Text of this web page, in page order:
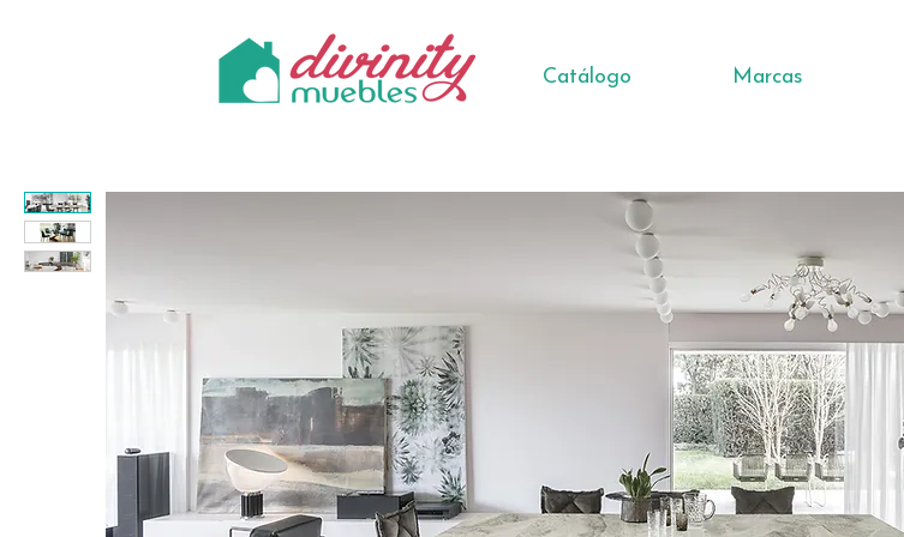
Catálogo Marcas